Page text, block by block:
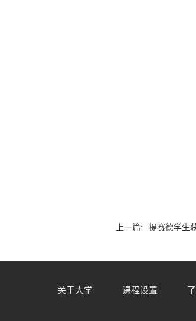
上一篇: 提赛德学生
关于大学 课程设置